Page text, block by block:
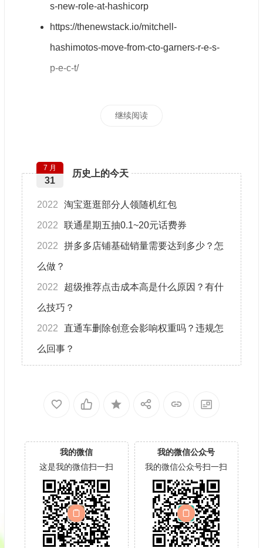
s-new-role-at-hashicorp
https://thenewstack.io/mitchell-
hashimotos-move-from-cto-garners-r-e-s-
p-e-c-t/
继续阅读
历史上的今天
7 月
31
2022 淘‪宝逛‪逛部分人领随机红‪包
2022 联通星期五抽0.1~20元话费券
2022 拼多多店铺基础销量需要达到多少？怎
么做？
2022 超级推荐点击成本高是什么原因？有什
么技巧？
2022 直通车删除创意会影响权重吗？违规怎
么回事？
我的微信
这是我的微信扫一扫
我的微信公众号
我的微信公众号扫一扫